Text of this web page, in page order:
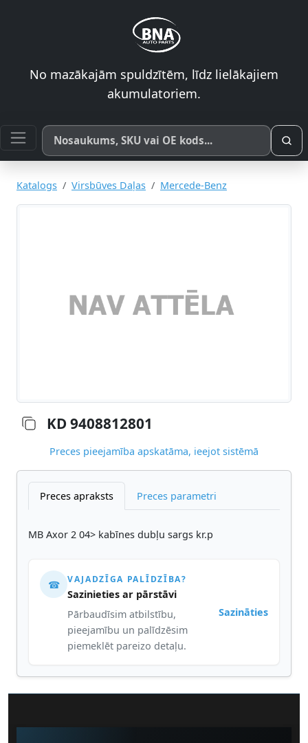
No mazākajām spuldzītēm, līdz lielākajiem
akumulatoriem.
Meklēt pēc produkta nosaukuma, SKU vai OE koda
Katalogs Virsbūves Daļas Mercede-Benz
KD 9408812801
Preces pieejamība apskatāma, ieejot sistēmā
Preces apraksts Preces parametri
MB Axor 2 04> kabīnes dubļu sargs kr.p
☎ VAJADZĪGA PALĪDZĪBA?
Sazinieties ar pārstāvi
Pārbaudīsim atbilstību,
pieejamību un palīdzēsim
piemeklēt pareizo detaļu.
Sazināties